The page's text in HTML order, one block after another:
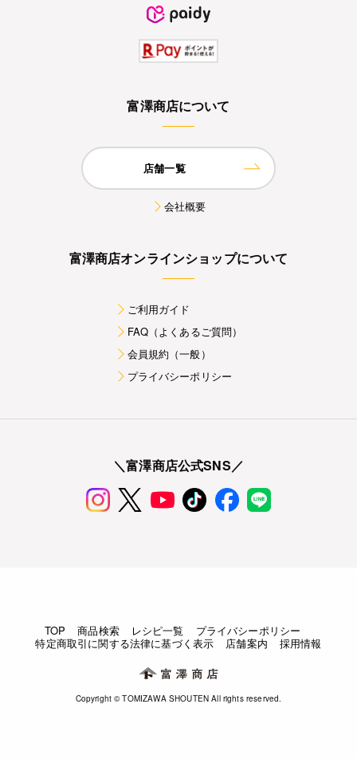
富澤商店について
店舗一覧
会社概要
富澤商店オンラインショップについて
ご利用ガイド
FAQ（よくあるご質問）
会員規約（一般）
プライバシーポリシー
＼富澤商店公式SNS／
TOP 商品検索 レシピ一覧
プライバシーポリシー
特定商取引に関する法律に基づく表示
店舗案内 採用情報
Copyright © TOMIZAWA SHOUTEN All rights reserved.